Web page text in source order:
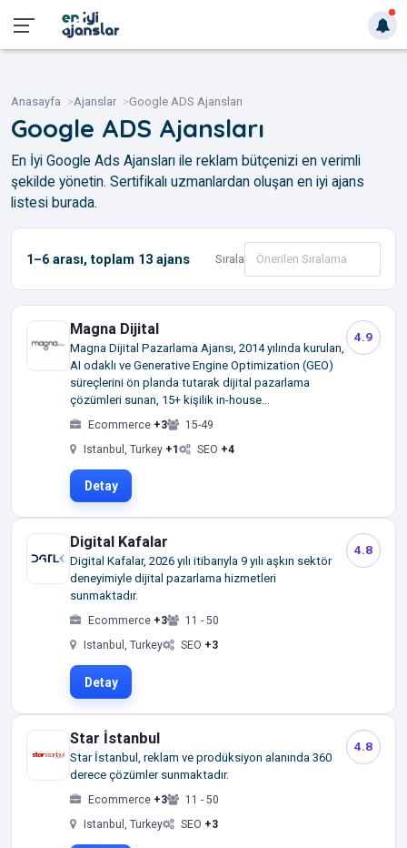
Anasayfa Ajanslar Google ADS Ajansları
Google ADS Ajansları
En İyi Google Ads Ajansları ile reklam bütçenizi en verimli
şekilde yönetin. Sertifikalı uzmanlardan oluşan en iyi ajans
listesi burada.
1–6 arası, toplam 13 ajans Sırala
Magna Dijital
Magna Dijital Pazarlama Ajansı, 2014 yılında kurulan,
AI odaklı ve Generative Engine Optimization (GEO)
süreçlerini ön planda tutarak dijital pazarlama
çözümleri sunan, 15+ kişilik in-house...
Ecommerce +3
15-49
Istanbul, Turkey +1 SEO +4
Detay
4.9
Digital Kafalar
Digital Kafalar, 2026 yılı itibarıyla 9 yılı aşkın sektör
deneyimiyle dijital pazarlama hizmetleri
sunmaktadır.
Ecommerce +3
11 - 50
Istanbul, Turkey
SEO +3
Detay
4.8
Star İstanbul
Star İstanbul, reklam ve prodüksiyon alanında 360
derece çözümler sunmaktadır.
Ecommerce +3
11 - 50
Istanbul, Turkey
SEO +3
4.8